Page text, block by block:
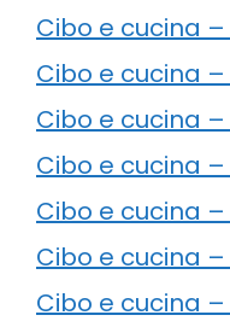
Cibo e cucina
Cibo e cucina
Cibo e cucina
Cibo e cucina
Cibo e cucina
Cibo e cucina
Cibo e cucina